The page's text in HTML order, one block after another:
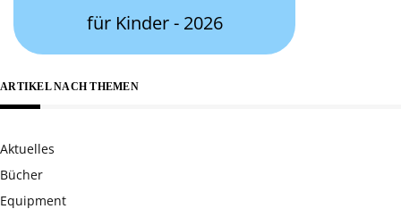
für Kinder - 2026
ARTIKEL NACH THEMEN
Aktuelles
Bücher
Equipment